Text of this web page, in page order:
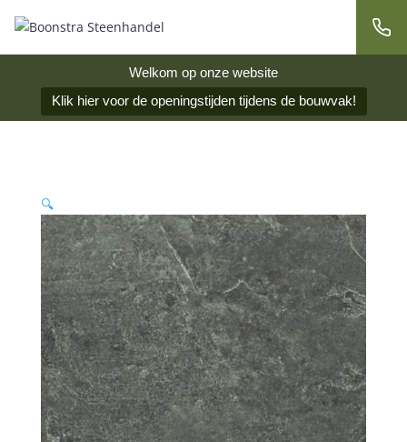
Welkom op onze website
Klik hier voor de openingstijden tijdens de bouwvak!
🔍